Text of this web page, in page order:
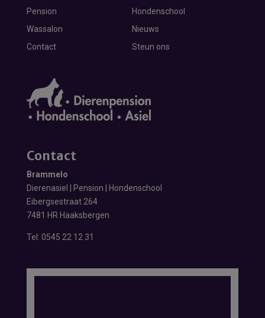
Pension
Hondenschool
Wassalon
Nieuws
Contact
Steun ons
Contact
Brammelo
Dierenasiel | Pension | Hondenschool
Eibergsestraat 264
7481 HR Haaksbergen
Tel: 0545 22 12 31